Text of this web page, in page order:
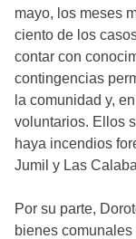
mayo, los meses
ciento de los
contar con
contingencias
la comunidad y,
voluntarios. Ellos
haya incendios
Jumil y Las
Por su parte,
bienes